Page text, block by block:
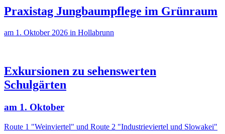
Praxistag Jungbaumpflege im Grünraum
am 1. Oktober 2026 in Hollabrunn
Exkursionen zu sehenswerten
Schulgärten
am 1. Oktober
Route 1 "Weinviertel" und Route 2 "Industrieviertel und Slowakei"